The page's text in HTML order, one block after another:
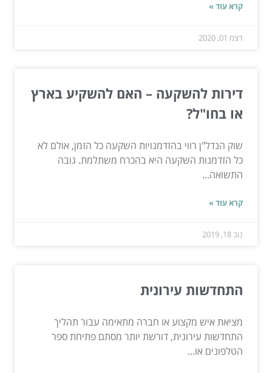
קרא עוד »
דצמ 01, 2020
דירות להשקעה – האם להשקיע בארץ
או בחו"ל?
שוק הנדל"ן רווי בהזדמנויות השקעה כל הזמן, אולם לא
כל הזדמנות השקעה היא בהכרח משתלמת. גובה
התשואה...
קרא עוד »
נוב 18, 2019
התחדשות עירונית
מציאת איש מקצוע או חברה מתאימה עבור תהליך
התחדשות עירונית, דורשת יותר מסתם פתיחת ספר
הטלפונים או...